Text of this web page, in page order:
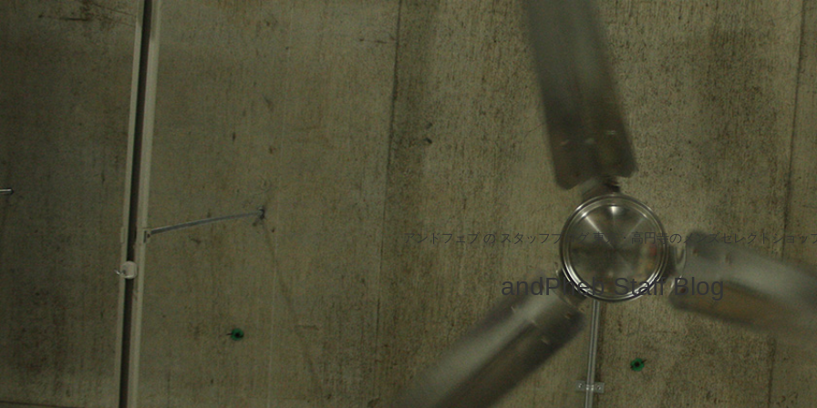
アンドフェブ の スタッフブログ 東京・高円寺のメンズセレクトショッ
andPheb Staff Blog